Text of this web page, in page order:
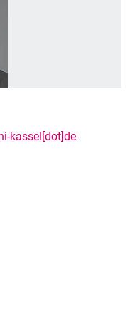
kassel[dot]de